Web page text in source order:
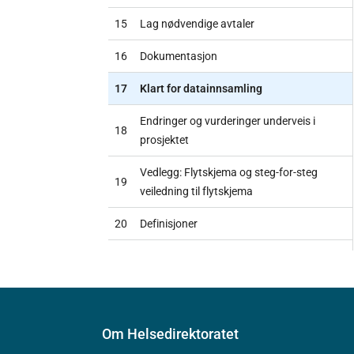
15 Lag nødvendige avtaler
16 Dokumentasjon
17 Klart for datainnsamling
18
Endringer og vurderinger underveis i
prosjektet
19
Vedlegg: Flytskjema og steg-for-steg
veiledning til flytskjema
20 Definisjoner
Om Helsedirektoratet